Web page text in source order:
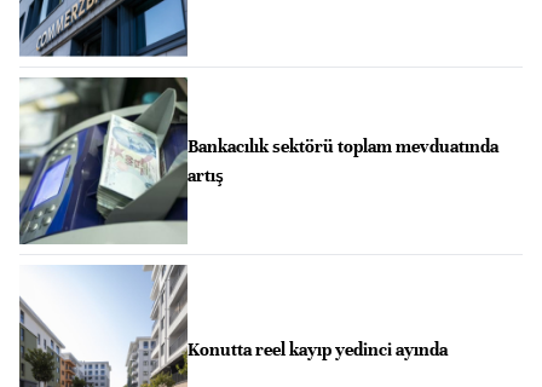
Bankacılık sektörü toplam mevduatında
artış
Konutta reel kayıp yedinci ayında